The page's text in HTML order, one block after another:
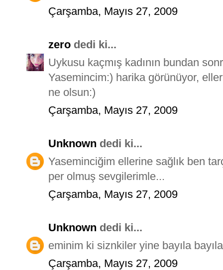
Çarşamba, Mayıs 27, 2009
zero dedi ki...
Uykusu kaçmış kadının bundan
Yasemincim:) harika görünüyor,
ne olsun:)
Çarşamba, Mayıs 27, 2009
Unknown dedi ki...
Yaseminciğim ellerine sağlık ben
per olmuş sevgilerimle...
Çarşamba, Mayıs 27, 2009
Unknown dedi ki...
eminim ki siznkiler yine bayıla
Çarşamba, Mayıs 27, 2009